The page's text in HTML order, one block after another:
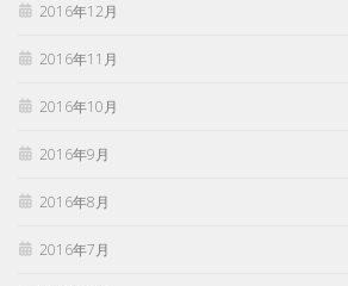
2016年12月
2016年11月
2016年10月
2016年9月
2016年8月
2016年7月